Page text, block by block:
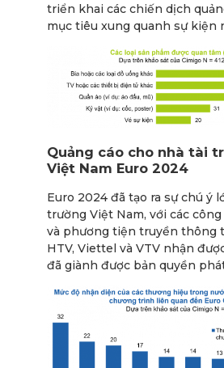
triển khai các chiến dịch
mục tiêu xung quanh sự kiện
Quảng cáo cho nhà tài
Việt Nam Euro 2024
Euro 2024 đã tạo ra sự chú ý
trường Việt Nam, với các
và phương tiện truyền thông
HTV, Viettel và VTV nhận
đã giành được bản quyền